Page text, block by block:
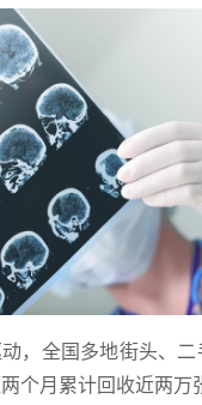
，全国多地街头、二
个月累计回收近两